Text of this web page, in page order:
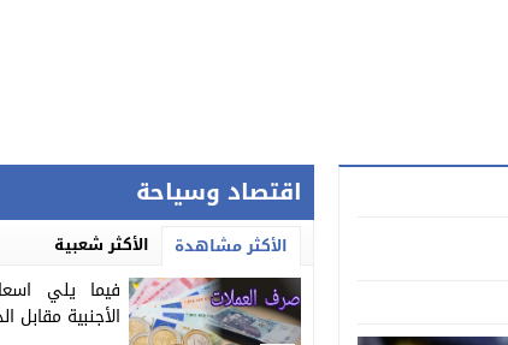
اقتصاد وسياحة
الأكثر مشاهدة الأكثر شعبية
الأجنبية مقابل